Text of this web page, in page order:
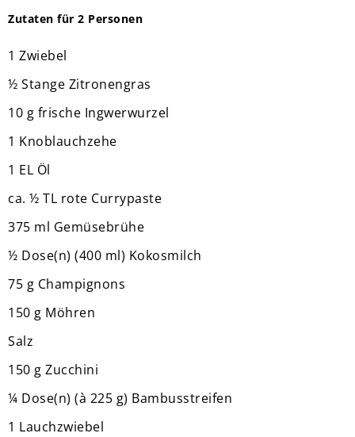
Zutaten für 2 Personen
1 Zwiebel
½ Stange Zitronengras
10 g frische Ingwerwurzel
1 Knoblauchzehe
1 EL Öl
ca. ½ TL rote Currypaste
375 ml Gemüsebrühe
½ Dose(n) (400 ml) Kokosmilch
75 g Champignons
150 g Möhren
Salz
150 g Zucchini
¼ Dose(n) (à 225 g) Bambusstreifen
1 Lauchzwiebel